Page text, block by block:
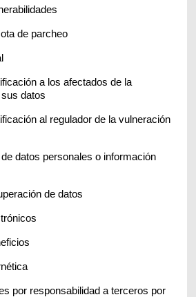
de parcheo
a los afectados de la
datos
al regulador de la vulneración
datos personales o información
de datos
por responsabilidad a terceros por